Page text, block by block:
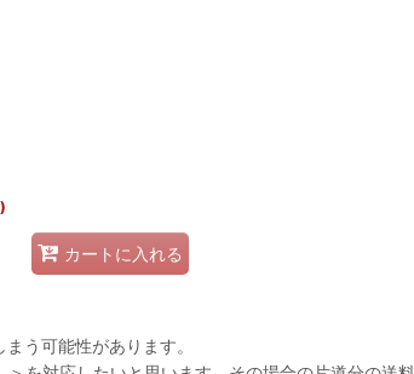
カートに入れる
う可能性があります。